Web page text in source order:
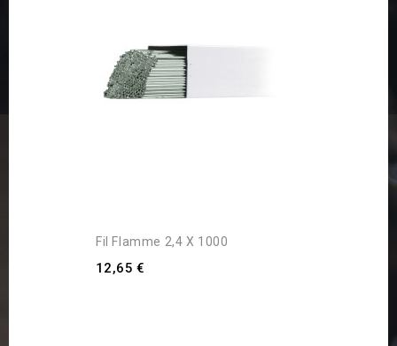
Fil Flamme 2,4 X 1000
12,65 €